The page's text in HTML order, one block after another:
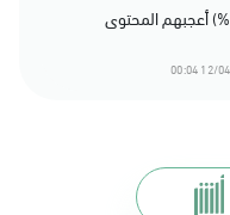
12/04/